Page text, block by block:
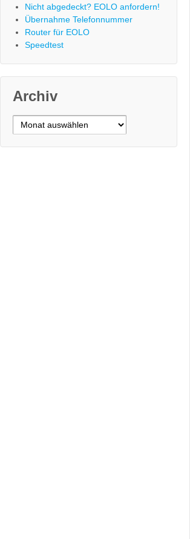
Nicht abgedeckt? EOLO anfordern!
Übernahme Telefonnummer
Router für EOLO
Speedtest
Archiv
Archiv